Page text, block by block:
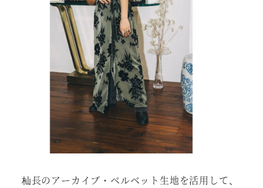
杣長のアーカイブ・ベルベット生地を活用して、